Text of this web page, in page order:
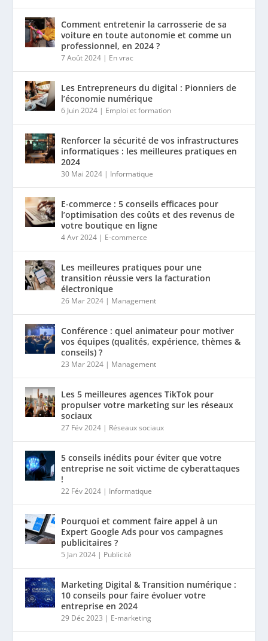
Comment entretenir la carrosserie de sa
voiture en toute autonomie et comme un
professionnel, en 2024 ?
7 Août 2024 | En vrac
Les Entrepreneurs du digital : Pionniers de
l’économie numérique
6 Juin 2024 | Emploi et formation
Renforcer la sécurité de vos infrastructures
informatiques : les meilleures pratiques en
2024
30 Mai 2024 | Informatique
E-commerce : 5 conseils efficaces pour
l’optimisation des coûts et des revenus de
votre boutique en ligne
4 Avr 2024 | E-commerce
Les meilleures pratiques pour une
transition réussie vers la facturation
électronique
26 Mar 2024 | Management
Conférence : quel animateur pour motiver
vos équipes (qualités, expérience, thèmes &
conseils) ?
23 Mar 2024 | Management
Les 5 meilleures agences TikTok pour
propulser votre marketing sur les réseaux
sociaux
27 Fév 2024 | Réseaux sociaux
5 conseils inédits pour éviter que votre
entreprise ne soit victime de cyberattaques
!
22 Fév 2024 | Informatique
Pourquoi et comment faire appel à un
Expert Google Ads pour vos campagnes
publicitaires ?
5 Jan 2024 | Publicité
Marketing Digital & Transition numérique :
10 conseils pour faire évoluer votre
entreprise en 2024
29 Déc 2023 | E-marketing